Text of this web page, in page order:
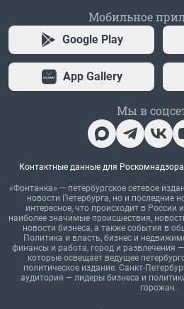
Мобильное
Google Play
App Gallery
Мы в
Контактные данные для
«Фонтанка» — петербургское сетевое
новости Петербурга, но и последние
интересное, что происходит в
наиболее значимые происшествия,
новости бизнеса, а также события в
Политика и власть, бизнес и
финансы и работа, город и развлечения
которые освещает ведущее
политическое издание. Санкт-
аудитория — лидеры бизнеса и
горожан.